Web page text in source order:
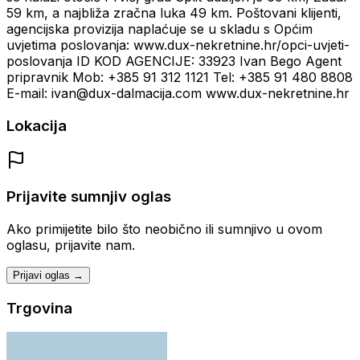
59 km, a najbliža zračna luka 49 km. Poštovani klijenti,
agencijska provizija naplaćuje se u skladu s Općim
uvjetima poslovanja: www.dux-nekretnine.hr/opci-uvjeti-
poslovanja ID KOD AGENCIJE: 33923 Ivan Bego Agent
pripravnik Mob: +385 91 312 1121 Tel: +385 91 480 8808
E-mail: ivan@dux-dalmacija.com www.dux-nekretnine.hr
Lokacija
Prijavite sumnjiv oglas
Ako primijetite bilo što neobično ili sumnjivo u ovom
oglasu, prijavite nam.
Prijavi oglas →
Trgovina